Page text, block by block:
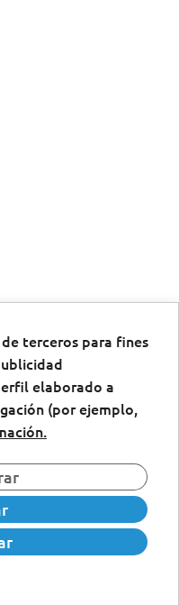
terceros para fines
elaborado a
(por ejemplo,